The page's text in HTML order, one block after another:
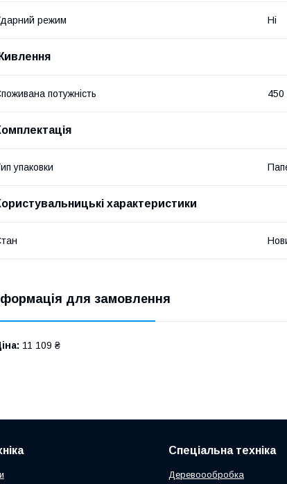
режим Ні
потужність 450
упаковки
характеристики
для замовлення
11 109 ₴
Спеціальна техніка
Деревоообробка